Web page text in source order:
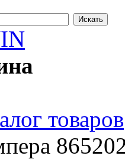
товаров